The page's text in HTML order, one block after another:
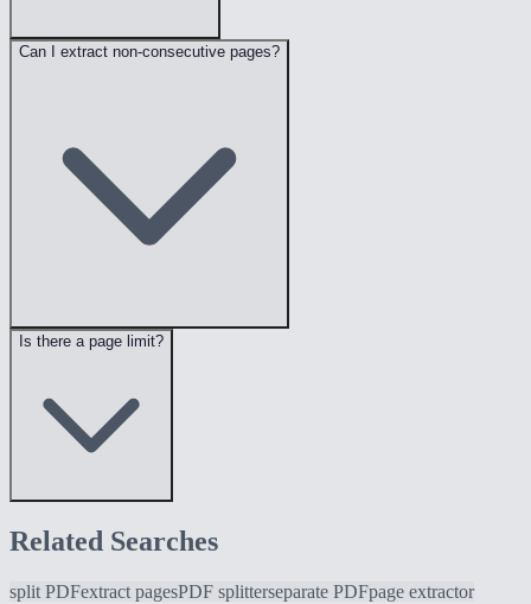
Can I extract non-consecutive pages?
Is there a page limit?
Related Searches
split PDFextract pagesPDF splitterseparate PDFpage extractor